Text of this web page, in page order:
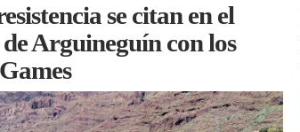
se citan en el
Arguineguín con los